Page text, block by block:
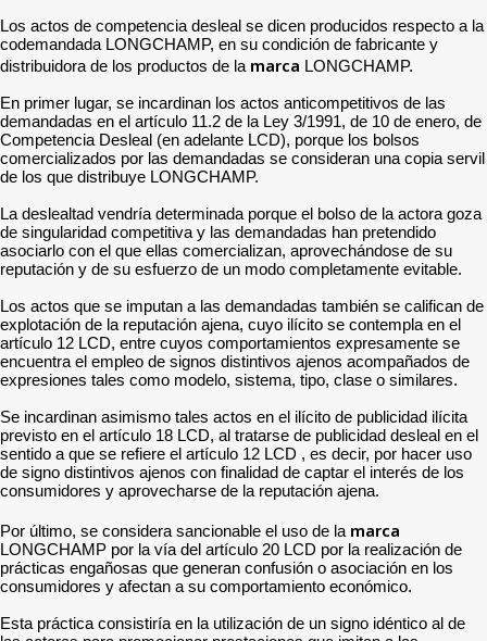
Los actos de competencia desleal se dicen producidos respecto a la
codemandada LONGCHAMP, en su condición de fabricante y
distribuidora de los productos de la marca LONGCHAMP.
En primer lugar, se incardinan los actos anticompetitivos de las
demandadas en el artículo 11.2 de la Ley 3/1991, de 10 de enero, de
Competencia Desleal (en adelante LCD), porque los bolsos
comercializados por las demandadas se consideran una copia servil
de los que distribuye LONGCHAMP.
La deslealtad vendría determinada porque el bolso de la actora goza
de singularidad competitiva y las demandadas han pretendido
asociarlo con el que ellas comercializan, aprovechándose de su
reputación y de su esfuerzo de un modo completamente evitable.
Los actos que se imputan a las demandadas también se califican de
explotación de la reputación ajena, cuyo ilícito se contempla en el
artículo 12 LCD, entre cuyos comportamientos expresamente se
encuentra el empleo de signos distintivos ajenos acompañados de
expresiones tales como modelo, sistema, tipo, clase o similares.
Se incardinan asimismo tales actos en el ilícito de publicidad ilícita
previsto en el artículo 18 LCD, al tratarse de publicidad desleal en el
sentido a que se refiere el artículo 12 LCD , es decir, por hacer uso
de signo distintivos ajenos con finalidad de captar el interés de los
consumidores y aprovecharse de la reputación ajena.
Por último, se considera sancionable el uso de la marca
LONGCHAMP por la vía del artículo 20 LCD por la realización de
prácticas engañosas que generan confusión o asociación en los
consumidores y afectan a su comportamiento económico.
Esta práctica consistiría en la utilización de un signo idéntico al de